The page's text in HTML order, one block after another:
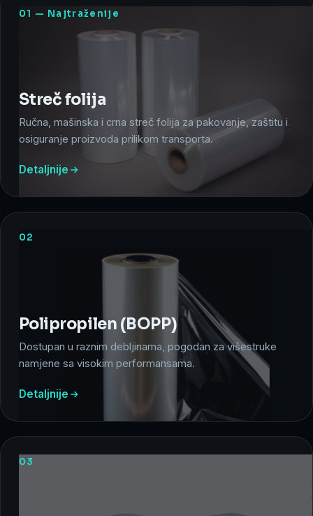
01 — Najtraženije
Streč folija
Ručna, mašinska i crna streč folija za pakovanje, zaštitu i
osiguranje proizvoda prilikom transporta.
Detaljnije
02
Polipropilen (BOPP)
Dostupan u raznim debljinama, pogodan za višestruke
namjene sa visokim performansama.
Detaljnije
03